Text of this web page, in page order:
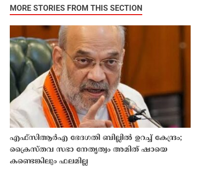
MORE STORIES FROM THIS SECTION
എഫ്സിആർഎ ഭേദഗതി ബില്ലിൽ ഉറച്ച് കേന്ദ്രം;
ക്രൈസ്തവ സഭാ നേതൃത്വം അമിത് ഷായെ
കണ്ടെങ്കിലും ഫലമില്ല